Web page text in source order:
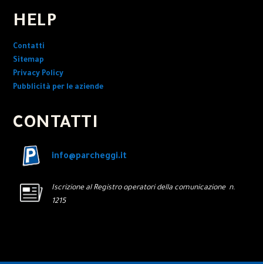
HELP
Contatti
Sitemap
Privacy Policy
Pubblicità per le aziende
CONTATTI
info@parcheggi.it
Iscrizione al Registro operatori della comunicazione n.
1215